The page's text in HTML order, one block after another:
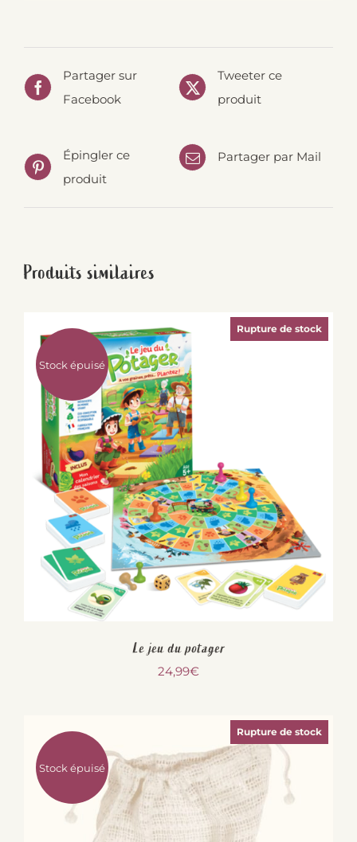
Partager sur
Facebook
Tweeter ce
produit
Épingler ce
produit
Partager par Mail
Produits similaires
Stock épuisé
Rupture de stock
Le jeu du potager
24,99€
Stock épuisé
Rupture de stock